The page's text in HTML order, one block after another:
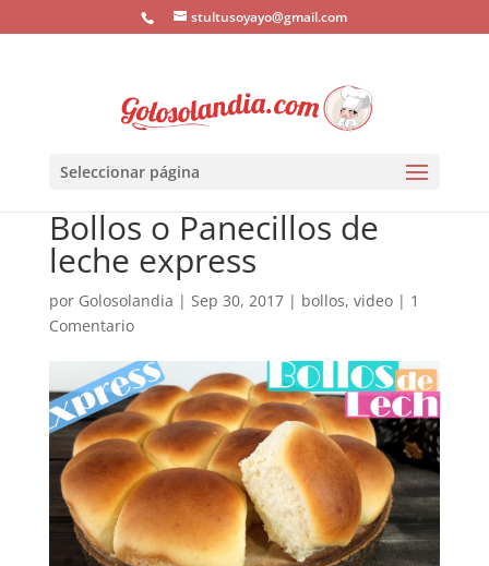
stultusoyayo@gmail.com
Seleccionar página
Bollos o Panecillos de
leche express
por Golosolandia | Sep 30, 2017| bollos, video| 1
Comentario